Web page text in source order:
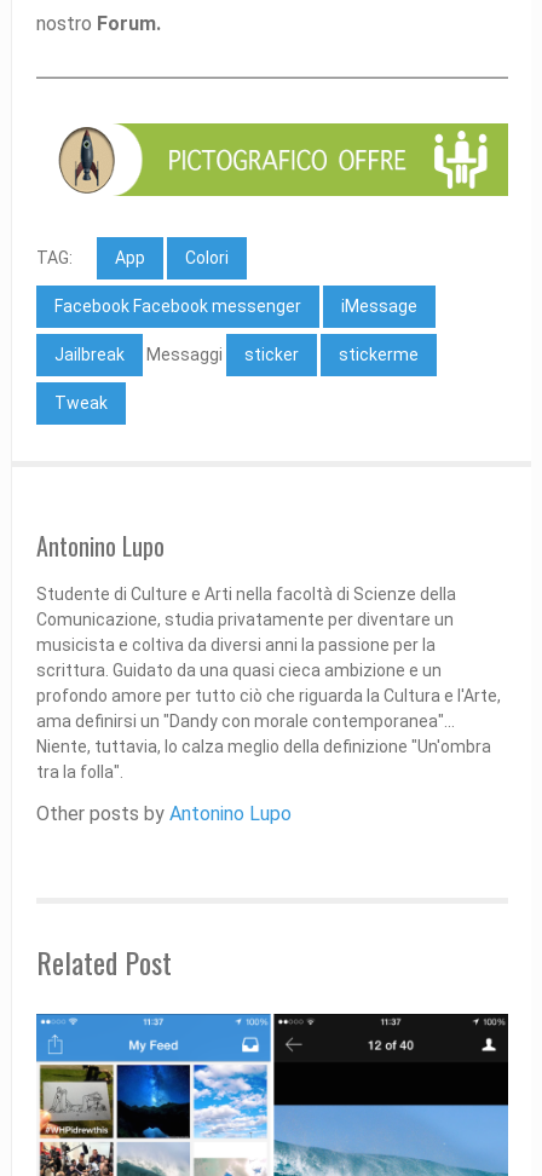
nostro Forum.
TAG: App Colori
Facebook Facebook messenger iMessage
Jailbreak Messaggi sticker stickerme
Tweak
Antonino Lupo
Studente di Culture e Arti nella facoltà di Scienze della
Comunicazione, studia privatamente per diventare un
musicista e coltiva da diversi anni la passione per la
scrittura. Guidato da una quasi cieca ambizione e un
profondo amore per tutto ciò che riguarda la Cultura e l'Arte,
ama definirsi un "Dandy con morale contemporanea"...
Niente, tuttavia, lo calza meglio della definizione "Un'ombra
tra la folla".
Other posts by Antonino Lupo
Related Post